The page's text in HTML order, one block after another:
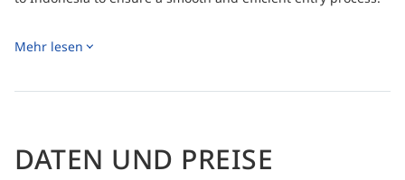
Mehr lesen
DATEN UND PREISE